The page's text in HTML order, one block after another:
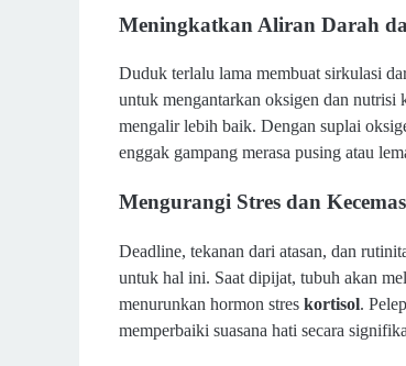
Meningkatkan Aliran Darah
Duduk terlalu lama membuat sirkulasi
untuk mengantarkan oksigen dan nutrisi
mengalir lebih baik. Dengan suplai
enggak gampang merasa pusing atau
Mengurangi Stres dan
Deadline, tekanan dari atasan, dan
untuk hal ini. Saat dipijat, tubuh akan
menurunkan hormon stres kortisol.
memperbaiki suasana hati secara